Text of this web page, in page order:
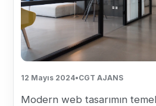
12 Mayıs 2024•CGT AJANS
Modern web tasarımın